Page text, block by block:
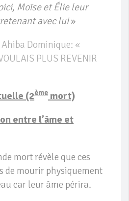
Moïse et Élie leur
avec lui»
Dominique: «
PLUS REVENIR
(2ème mort)
entre l’âme et
mort révèle que ces
de mourir physiquement
car leur âme périra.